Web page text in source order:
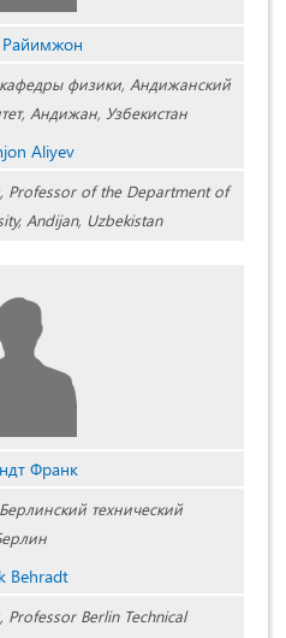
физики, Андижанский
Андижан, Узбекистан
Aliyev
Professor of the Department of
Andijan, Uzbekistan
Франк
технический
Behradt
Professor Berlin Technical